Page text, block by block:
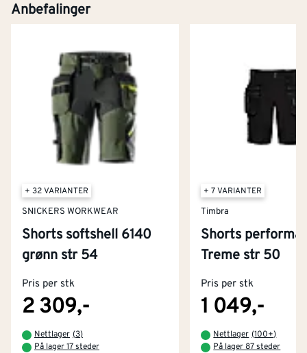
Anbefalinger
+ 32 VARIANTER
SNICKERS WORKWEAR
Shorts softshell 6140
grønn str 54
Pris per stk
2 309,-
Nettlager (3)
På lager 17 steder
+ 7 VARIANTER
Timbra
Shorts
Treme str 50
Pris per stk
1 049,-
Nettlager (100+)
På lager 87 steder
Kjøpsbetingelser
Kontakt oss
Tjenester
Montér Klubb
Om Montér
Byggevarehus og åpningstider
Prismatch